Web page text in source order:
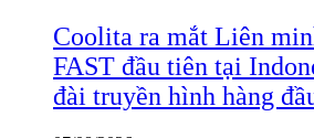
Coolita ra mắt Liên
FAST đầu tiên tại
đài truyền hình hàng